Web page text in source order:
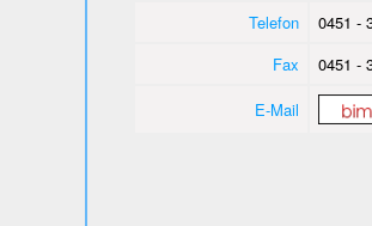
Telefon
0451 -
Fax
0451 -
E-Mail